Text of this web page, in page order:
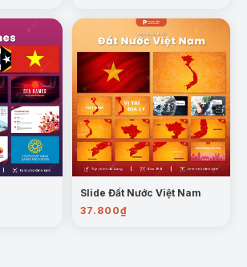
Slide Đất Nước Việt Nam
37.800₫